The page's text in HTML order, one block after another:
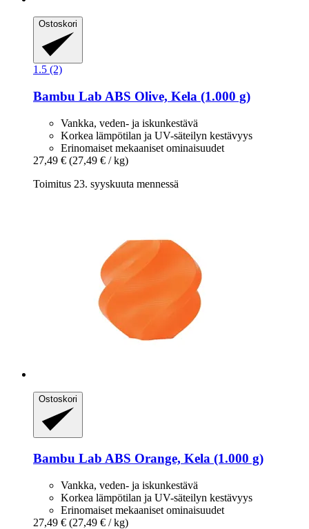
Ostoskori
1.5 (2)
Bambu Lab ABS Olive, Kela (1.000 g)
Vankka, veden- ja iskunkestävä
Korkea lämpötilan ja UV-säteilyn kestävyys
Erinomaiset mekaaniset ominaisuudet
27,49 € (27,49 € / kg)
Toimitus 23. syyskuuta mennessä
Ostoskori
Bambu Lab ABS Orange, Kela (1.000 g)
Vankka, veden- ja iskunkestävä
Korkea lämpötilan ja UV-säteilyn kestävyys
Erinomaiset mekaaniset ominaisuudet
27,49 € (27,49 € / kg)